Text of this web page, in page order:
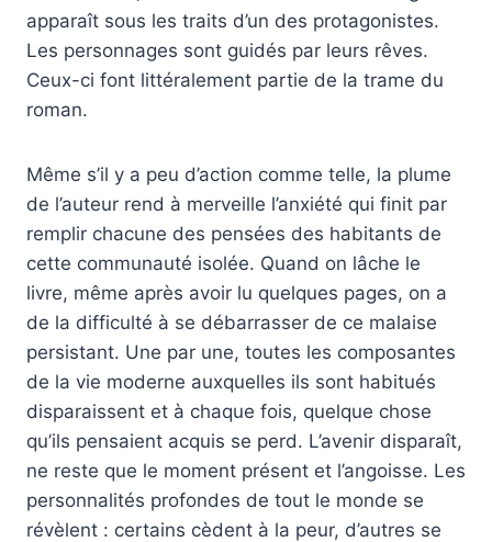
apparaît sous les traits d’un des protagonistes.
Les personnages sont guidés par leurs rêves.
Ceux-ci font littéralement partie de la trame du
roman.
Même s’il y a peu d’action comme telle, la plume
de l’auteur rend à merveille l’anxiété qui finit par
remplir chacune des pensées des habitants de
cette communauté isolée. Quand on lâche le
livre, même après avoir lu quelques pages, on a
de la difficulté à se débarrasser de ce malaise
persistant. Une par une, toutes les composantes
de la vie moderne auxquelles ils sont habitués
disparaissent et à chaque fois, quelque chose
qu’ils pensaient acquis se perd. L’avenir disparaît,
ne reste que le moment présent et l’angoisse. Les
personnalités profondes de tout le monde se
révèlent : certains cèdent à la peur, d’autres se